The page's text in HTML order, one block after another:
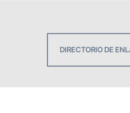
DIRECTORIO DE